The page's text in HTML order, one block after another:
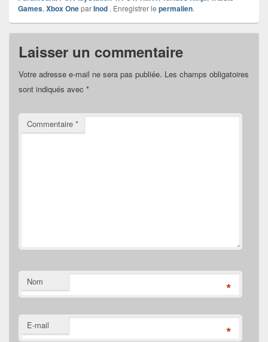
Games, Xbox OneparInod . Enregistrer le permalien.
Laisser un commentaire
Votre adresse e-mail ne sera pas publiée. Les champs obligatoires
sont indiqués avec *
Commentaire *
Nom *
E-mail *